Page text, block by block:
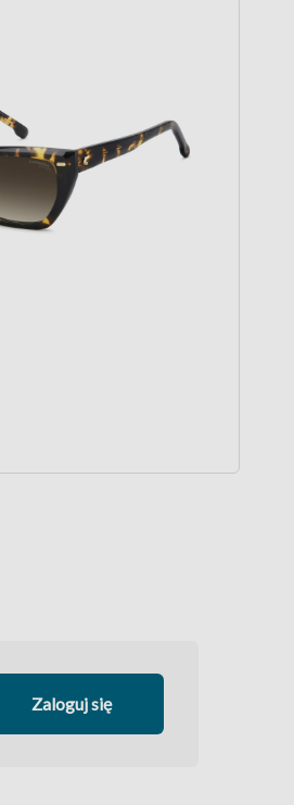
Zaloguj się